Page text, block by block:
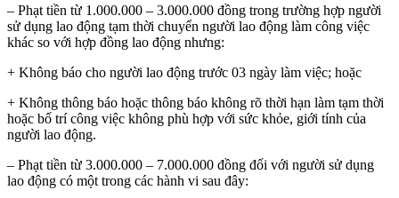
– Phạt tiền từ 1.000.000 – 3.000.000 đồng trong trường hợp người
sử dụng lao động tạm thời chuyển người lao động làm công việc
khác so với hợp đồng lao động nhưng:
+ Không báo cho người lao động trước 03 ngày làm việc; hoặc
+ Không thông báo hoặc thông báo không rõ thời hạn làm tạm thời
hoặc bố trí công việc không phù hợp với sức khỏe, giới tính của
người lao động.
– Phạt tiền từ 3.000.000 – 7.000.000 đồng đối với người sử dụng
lao động có một trong các hành vi sau đây: